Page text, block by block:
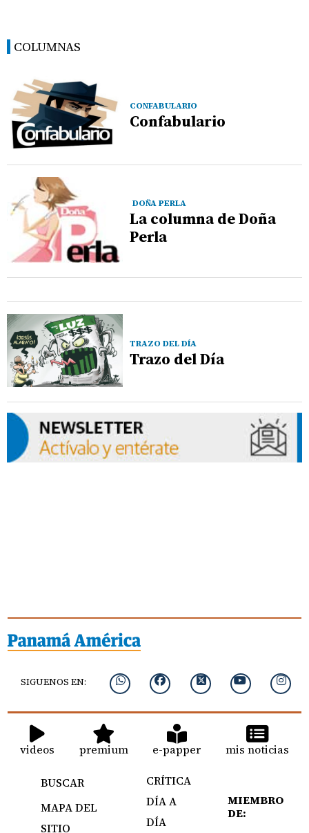
COLUMNAS
CONFABULARIO
Confabulario
DOÑA PERLA
La columna de Doña
Perla
TRAZO DEL DÍA
Trazo del Día
SIGUENOS EN:
videos premium e-papper mis noticias
BUSCAR
MAPA DEL
SITIO
CRÍTICA
DÍA A
DÍA
MIEMBRO
DE: